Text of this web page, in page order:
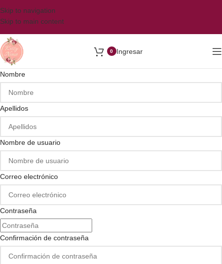
Skip to navigation
Skip to main content
0 Ingresar
Nombre
Apellidos
Nombre de usuario
Correo electrónico
Contraseña
Confirmación de contraseña